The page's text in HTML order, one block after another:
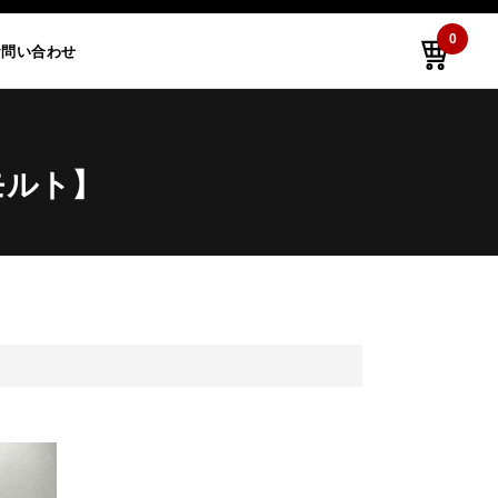
い合わせ
0
ト】